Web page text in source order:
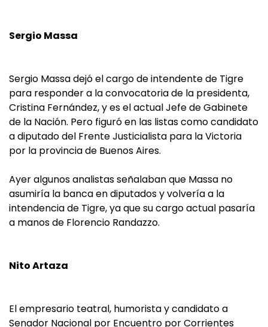
Sergio Massa
Sergio Massa dejó el cargo de intendente de Tigre
para responder a la convocatoria de la presidenta,
Cristina Fernández, y es el actual Jefe de Gabinete
de la Nación. Pero figuró en las listas como candidato
a diputado del Frente Justicialista para la Victoria
por la provincia de Buenos Aires.
Ayer algunos analistas señalaban que Massa no
asumiría la banca en diputados y volvería a la
intendencia de Tigre, ya que su cargo actual pasaría
a manos de Florencio Randazzo.
Nito Artaza
El empresario teatral, humorista y candidato a
Senador Nacional por Encuentro por Corrientes